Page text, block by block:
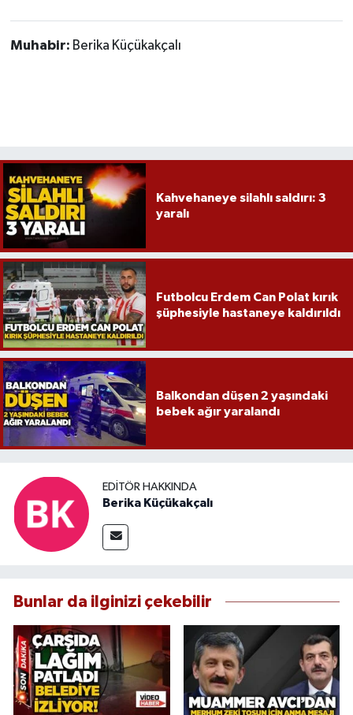
Muhabir: Berika Küçükakçalı
Kahvehaneye silahlı saldırı: 3
yaralı
Futbolcu Erdem Can Polat kırık
şüphesiyle hastaneye kaldırıldı
Balkondan düşen 2 yaşındaki
bebek ağır yaralandı
EDITÖR HAKKINDA
Berika Küçükakçalı
Bunlar da ilginizi çekebilir